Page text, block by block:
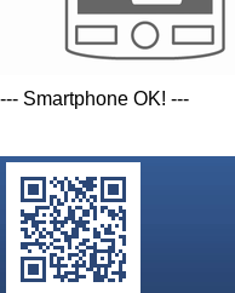
--- Smartphone OK! ---